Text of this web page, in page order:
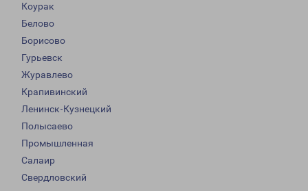
Коурак
Белово
Борисово
Гурьевск
Журавлево
Крапивинский
Ленинск-Кузнецкий
Полысаево
Промышленная
Салаир
Свердловский